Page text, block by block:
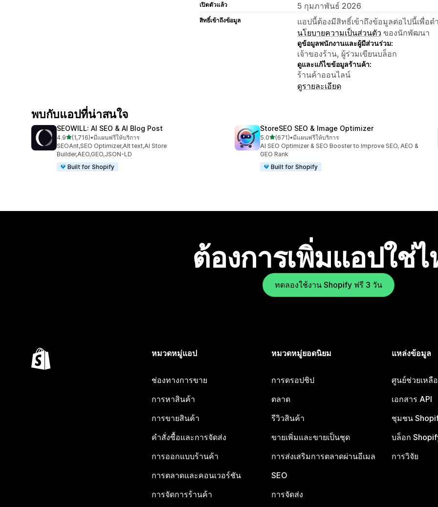
เปิดตัวแล้ว 5 กุมภาพันธ์ 2026
สิทธิ์เข้าถึงข้อมูล
แอปนี้ต้องมีสิทธิ์เข้าถึงข้อมูลต่อไปนี้เพื่อ
นโยบายความเป็นส่วนตัว ของนักพัฒนา
ดูข้อมูลพนักงานและผู้มีส่วนร่วม:
เจ้าของร้าน, ผู้ร่วมเขียนบล็อก
ดูและแก้ไขข้อมูลร้านค้า:
ร้านค้าออนไลน์
ดูรายละเอียด
พบกับแอปที่น่าสนใจ
SEOWILL: AI SEO & AI Blog Post
4.9เต็ม 5 ดาว
(1,716)
ทั้งหมด 1716 รีวิว
•มีแผนฟรีให้บริการ
SEOAnt,SEO Optimizer,Alt text,AI Store
Builder,AEO,GEO,JSON-LD
Built for Shopify
StoreSEO SEO & Image Optimizer
5.0เต็ม 5 ดาว
(671)
ทั้งหมด 671 รีวิว
•มีแผนฟรีให้บริการ
AI SEO Optimizer & SEO Booster to Improve SEO, AEO &
GEO Rank
Built for Shopify
ต้องการเพิ่มแอปใช่
ทดลองใช้งาน Shopify ฟรี 3 วัน
หมวดหมู่แอป
ช่องทางการขาย
การหาสินค้า
การขายสินค้า
คำสั่งซื้อและการจัดส่ง
การออกแบบร้านค้า
การตลาดและคอนเวอร์ชัน
การจัดการร้านค้า
หมวดหมู่ยอดนิยม
การดรอปชิป
ตลาด
รีวิวสินค้า
ขายเพิ่มและขายเป็นชุด
การส่งเสริมการตลาดผ่านอีเมล
SEO
การจัดส่ง
แหล่งข้อมูล
ศูนย์ช่วยเหลื
เอกสาร API
ชุมชน
บล็อก
การวิจัย